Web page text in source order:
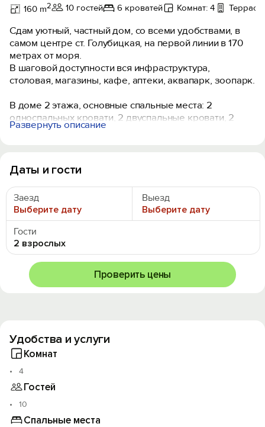
160 m2 10 гостей 6 кроватей Комнат: 4
Сдам уютный, частный дом, со всеми удобствами, в
самом центре ст. Голубицкая, на первой линии в 170
метрах от моря.
В шаговой доступности вся инфраструктура,
столовая, магазины, кафе, аптеки, аквапарк, зоопарк.
В доме 2 этажа, основные спальные места: 2
односпальных кровати, 2 двуспальные кровати, 2
двуспальных дивана-кровати.
- Заезд после 14:00, отъезд до 12:00.
- Можно с детьми по согласованию с хозяином жилья.
- Можно с питомцами по согласованию с хозяином
жилья.
- Курение запрещено.
- Вечеринки и мероприятия по согласованию с
хозяином жилья.
- Владелец предоставляет отчетные документы о
проживании по согласованию.
Развернуть описание
Даты и гости
Заезд
Выберите дату
Выезд
Выберите дату
Гости
2 взрослых
Проверить цены
Удобства и услуги
Комнат
4
Гостей
10
Спальные места